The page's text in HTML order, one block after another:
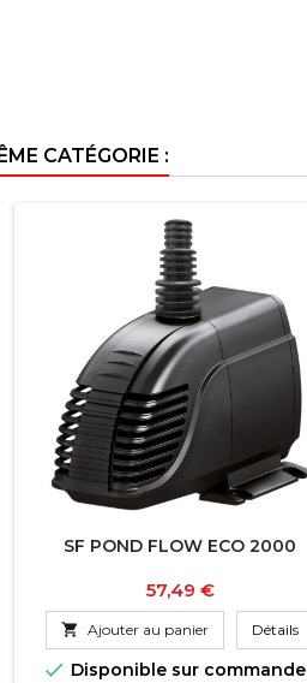
CATÉGORIE :
SF POND FLOW ECO 2000
Prix
57,49 €
 Ajouter au panier Détails
 Disponible sur commande